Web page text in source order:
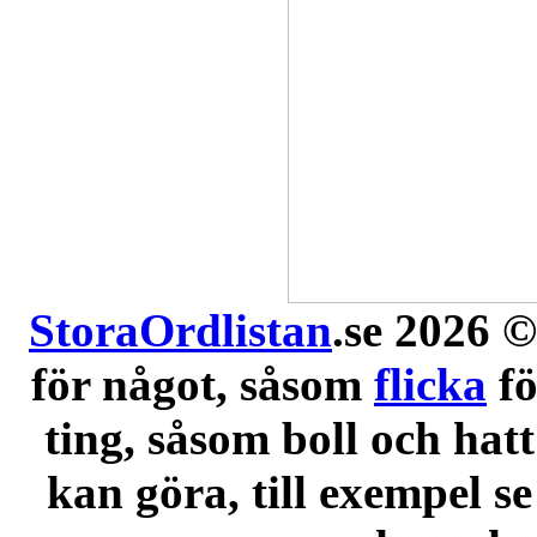
StoraOrdlistan.se 2026
för något, såsom flicka
ting, såsom boll och
kan göra, till exempel